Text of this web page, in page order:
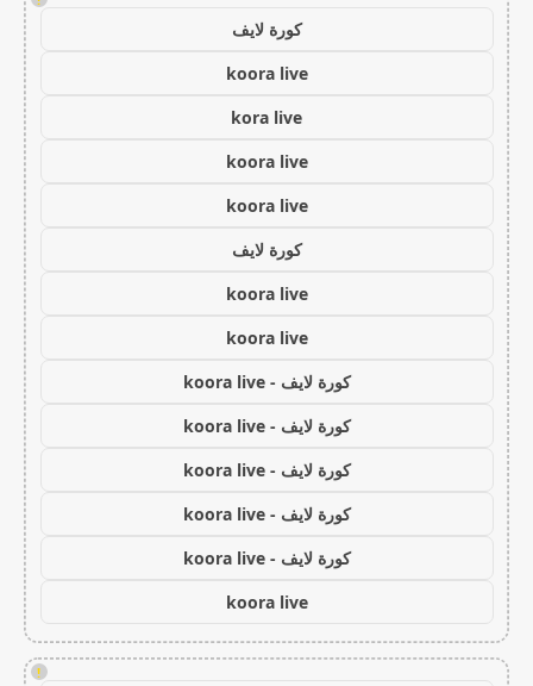
كورة لايف
koora live
kora live
koora live
koora live
كورة لايف
koora live
koora live
كورة لايف - koora live
كورة لايف - koora live
كورة لايف - koora live
كورة لايف - koora live
كورة لايف - koora live
koora live
!